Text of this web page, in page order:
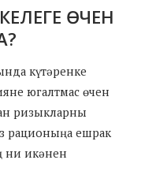
ӨЧЕН
күтәренке
югалтмас өчен
ризыкларны
рационыңа ешрак
ни икәнен